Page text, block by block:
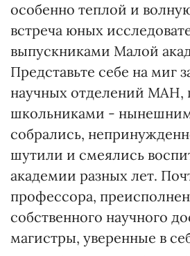
особенно теплой и
встреча юных
выпускниками Малой
Представьте себе на миг
научных отделений МАН,
школьниками -
собрались,
шутили и смеялись
академии разных лет.
профессора,
собственного научного
магистры, уверенные в